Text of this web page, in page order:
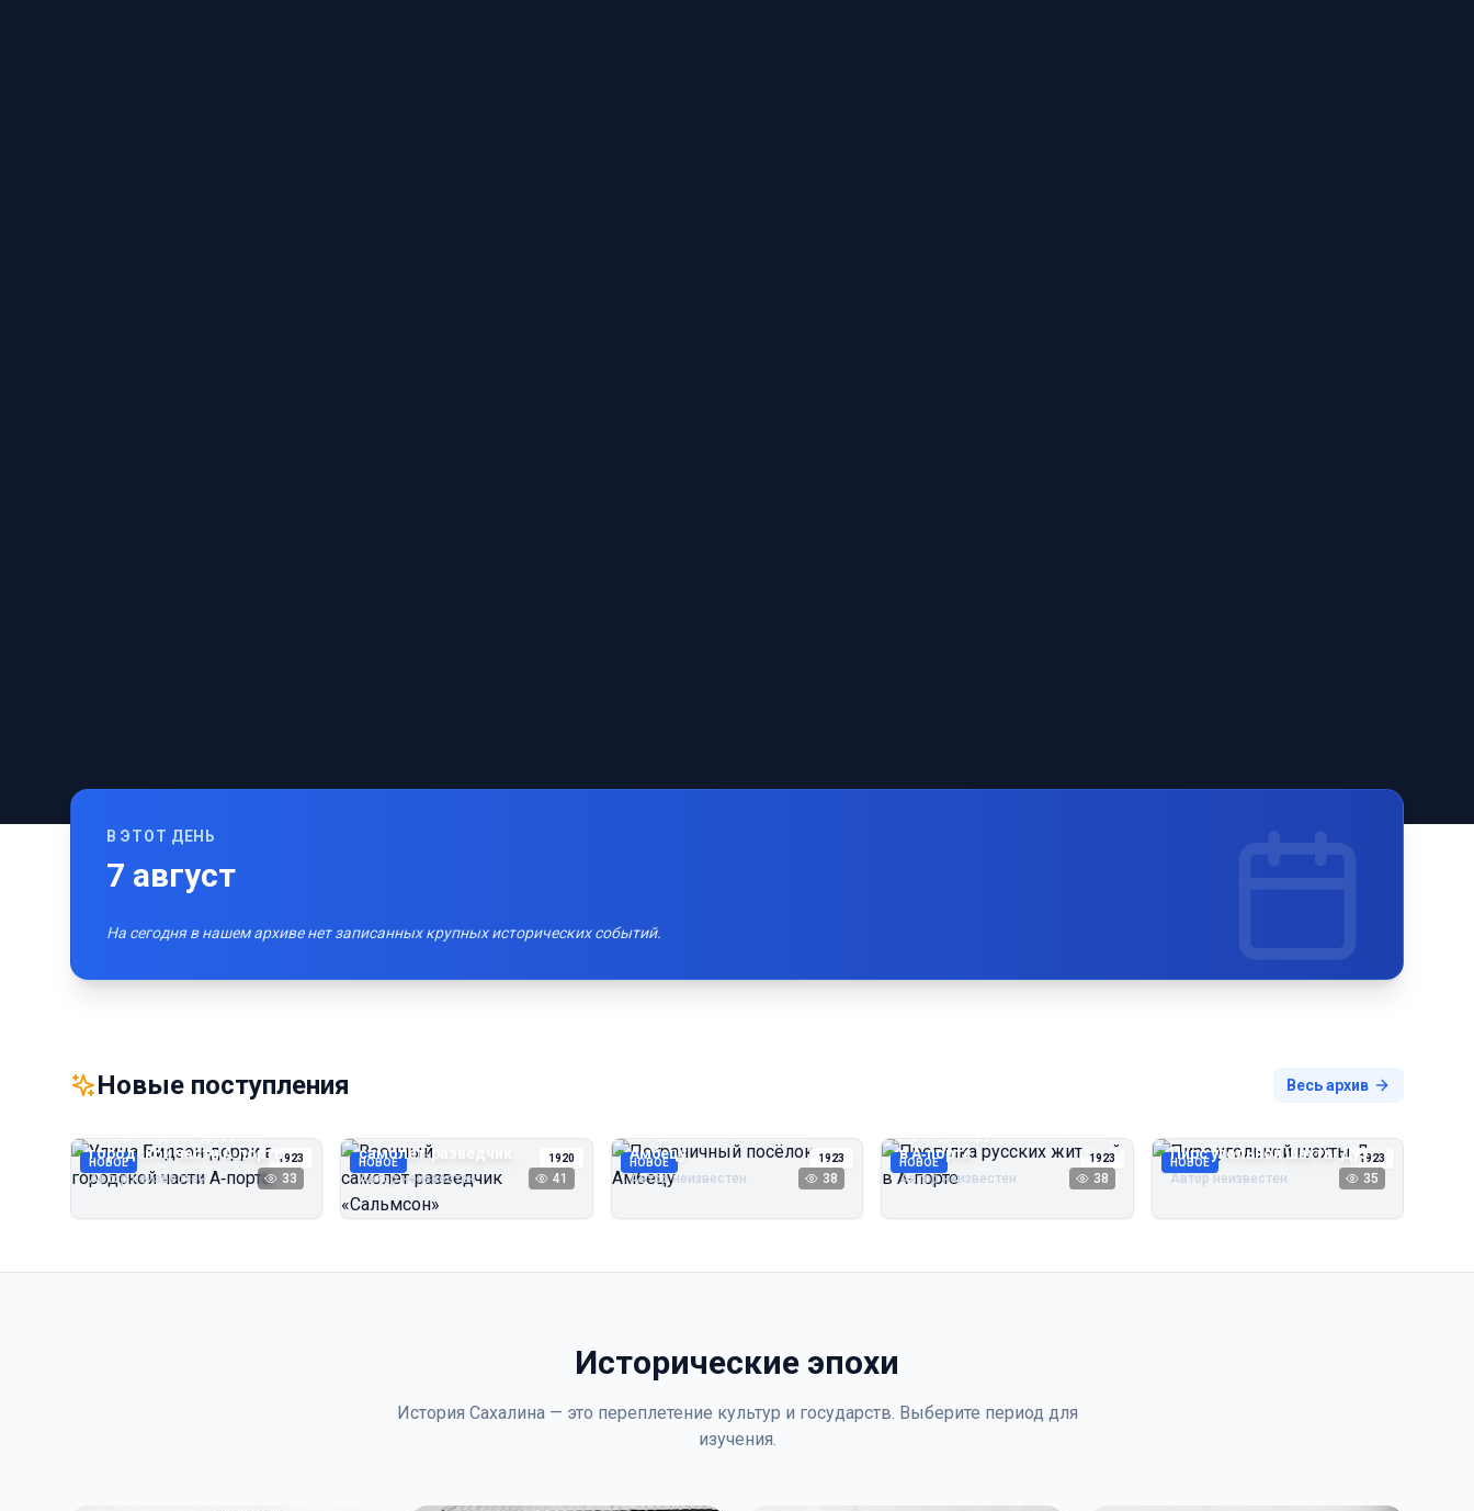
В ЭТОТ ДЕНЬ
7 август
На сегодня в нашем архиве нет записанных крупных исторических событий.
Новые поступления Весь архив
НОВОЕ 1923
Улица Бидзэн‑дорри в
городской части А‑порта
Автор неизвестен 33
НОВОЕ 1920
Военный
самолёт‑разведчик
«Сальмсон»
Автор неизвестен 41
НОВОЕ 1923
Пограничный посёлок
Амбецу
Автор неизвестен 38
НОВОЕ 1923
Прогулка русских жителей
в А‑порте
Автор неизвестен 38
НОВОЕ 1923
Пирс угольной шахты Дуэ
Автор неизвестен 35
Исторические эпохи
История Сахалина — это переплетение культур и государств. Выберите период для
изучения.